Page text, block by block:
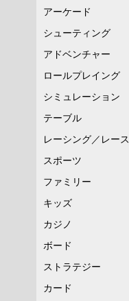
アーケード
シューティング
アドベンチャー
ロールプレイング
シミュレーション
テーブル
レーシング／レース
スポーツ
ファミリー
キッズ
カジノ
ボード
ストラテジー
カード